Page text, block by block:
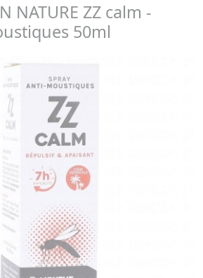
NATURE ZZ calm -
50ml